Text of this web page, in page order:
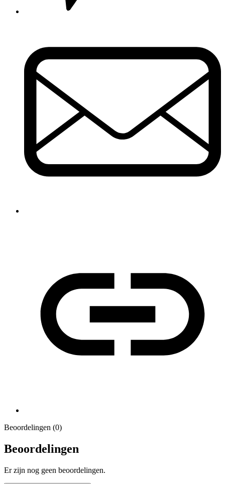
Beoordelingen (0)
Beoordelingen
Er zijn nog geen beoordelingen.